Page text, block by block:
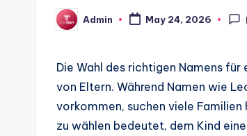
Posted
by
Admin May 24, 2026
Die Wahl des richtigen Namens
von Eltern. Während Namen wie
vorkommen, suchen viele
zu wählen bedeutet, dem Kind